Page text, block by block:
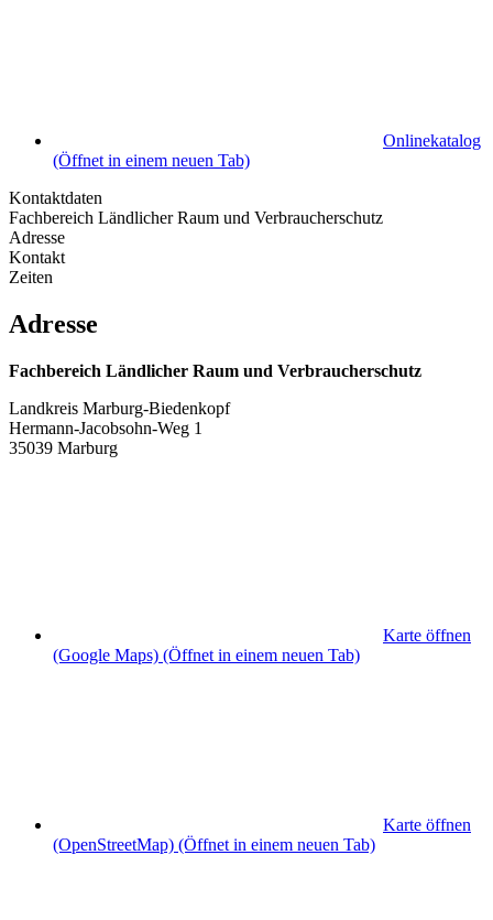
Onlinekatalog
(Öffnet in einem neuen Tab)
Kontaktdaten
Fachbereich Ländlicher Raum und Verbraucherschutz
Adresse
Kontakt
Zeiten
Adresse
Fachbereich Ländlicher Raum und Verbraucherschutz
Landkreis Marburg-Biedenkopf
Hermann-Jacobsohn-Weg 1
35039 Marburg
Karte öffnen
(Google Maps) (Öffnet in einem neuen Tab)
Karte öffnen
(OpenStreetMap) (Öffnet in einem neuen Tab)